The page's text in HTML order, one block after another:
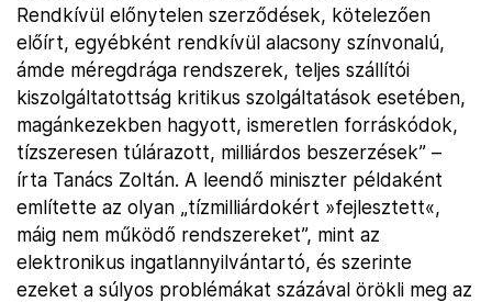
Rendkívül előnytelen szerződések, kötelezően
előírt, egyébként rendkívül alacsony színvonalú,
ámde méregdrága rendszerek, teljes szállítói
kiszolgáltatottság kritikus szolgáltatások esetében,
magánkezekben hagyott, ismeretlen forráskódok,
tízszeresen túlárazott, milliárdos beszerzések” –
írta Tanács Zoltán. A leendő miniszter példaként
említette az olyan „tízmilliárdokért »fejlesztett«,
máig nem működő rendszereket”, mint az
elektronikus ingatlannyilvántartó, és szerinte
ezeket a súlyos problémákat százával örökli meg az